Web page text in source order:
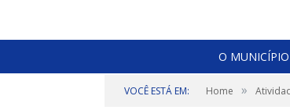
O MUNICÍPIO
VOCÊ ESTÁ EM: Home »